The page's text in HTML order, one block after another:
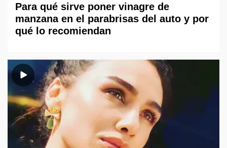
Para qué sirve poner vinagre de
manzana en el parabrisas del auto y por
qué lo recomiendan